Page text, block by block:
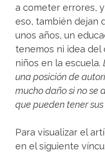
a cometer errores,
eso, también dejan
unos años, un
tenemos ni idea del
niños en la escuela.
una posición de
mucho daño si no se
que pueden tener
Para visualizar el
en el siguiente